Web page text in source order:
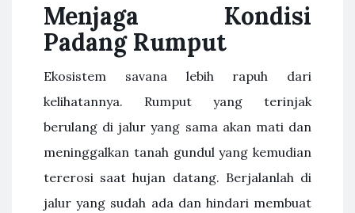
Menjaga Kondisi
Padang Rumput
Ekosistem savana lebih rapuh dari
kelihatannya. Rumput yang terinjak
berulang di jalur yang sama akan mati dan
meninggalkan tanah gundul yang kemudian
tererosi saat hujan datang. Berjalanlah di
jalur yang sudah ada dan hindari membuat